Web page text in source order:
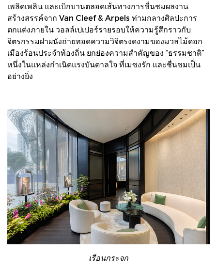
เพลิดเพลิน และเบิกบานตลอดเส้นทางการชื่นชมผลงาน
สร้างสรรค์จาก Van Cleef & Arpels ท่ามกลางศิลปะการ
ตกแต่งภายใน วอลล์เปเปอร์รายรอบให้ความรู้สึกราวกับ
จิตรกรรมฝาผนังถ่ายทอดความวิจิตรงดงามของมวลไม้ดอก
เมืองร้อนประจำท้องถิ่น ยกย่องความสำคัญของ “ธรรมชาติ”
หนึ่งในแหล่งกำเนิดแรงบันดาลใจ ที่เมซงรัก และชื่นชมเป็น
อย่างยิ่ง
เรือนกระจก